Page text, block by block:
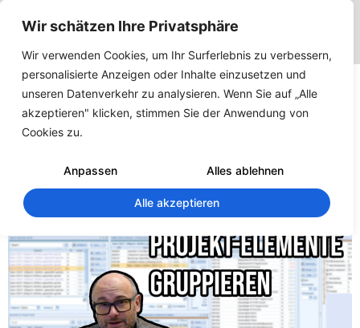
Wir schätzen Ihre Privatsphäre
Wir verwenden Cookies, um Ihr Surferlebnis zu verbessern,
personalisierte Anzeigen oder Inhalte einzusetzen und
unseren Datenverkehr zu analysieren. Wenn Sie auf „Alle
akzeptieren" klicken, stimmen Sie der Anwendung von
Cookies zu.
Anpassen Alles ablehnen
Alle akzeptieren
Projektelemente in
QuickCalc einfach
gruppieren und effizient
arbeiten